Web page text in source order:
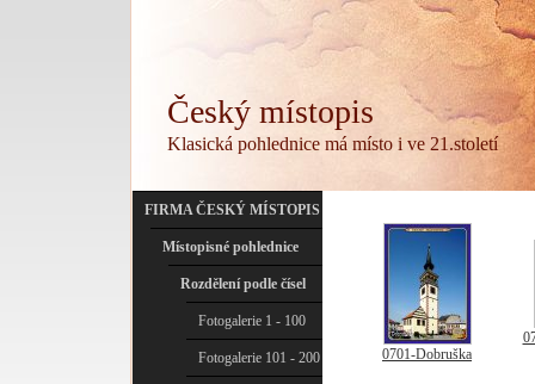
Český místopis
Klasická pohlednice má místo i ve 21.století
FIRMA ČESKÝ MÍSTOPIS
Místopisné pohlednice
Rozdělení podle čísel
Fotogalerie 1 - 100
Fotogalerie 101 - 200 0701-Dobruška